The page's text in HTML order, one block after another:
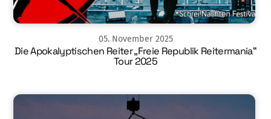
05. November 2025
Die Apokalyptischen Reiter „Freie Republik Reitermania“
Tour 2025